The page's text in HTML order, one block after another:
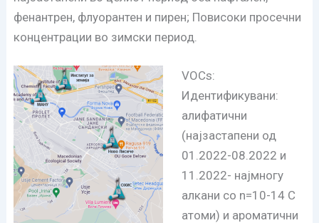
фенантрен, флуорантен и пирен; Повисоки просечни
концентрации во зимски период.
VOCs:
Идентификувани:
алифатични
(најзастапени од
01.2022-08.2022 и
11.2022- најмногу
алкани со n=10-14 C
атоми) и ароматични